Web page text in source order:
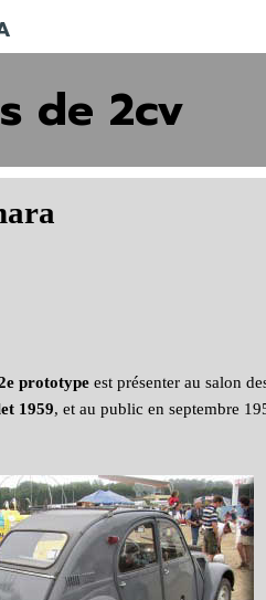
de 2cv
prototype est présenter au salon
1959, et au public en septembre